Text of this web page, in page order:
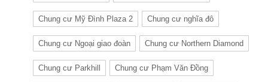
Chung cư Mỹ Đình Plaza 2 Chung cư nghĩa đô
Chung cư Ngoại giao đoàn Chung cư Northern Diamond
Chung cư Parkhill Chung cư Phạm Văn Đồng